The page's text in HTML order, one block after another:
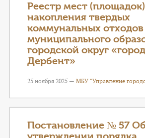
Реестр мест (площадок)
накопления твердых
коммунальных отходов
муниципального
городской округ «город
Дербент»
25 ноября 2025 — МБУ "Управление
Постановление № 57 Об